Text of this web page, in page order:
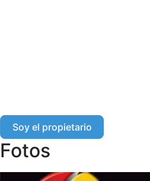
Soy el propietario
Fotos